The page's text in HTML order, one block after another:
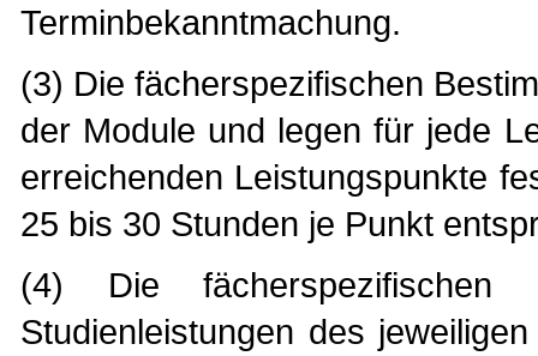
Terminbekanntmachung.
(3) Die fächerspezifischen
der Module und legen für jede
erreichenden Leistungspunkte
25 bis 30 Stunden je Punkt
(4) Die fächerspezifischen
Studienleistungen des